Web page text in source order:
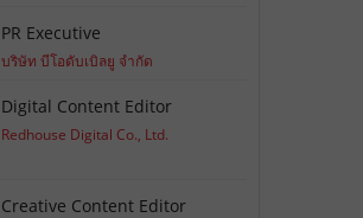
PR Executive
บริษัท บีโอดับเบิลยู จำกัด
Digital Content Editor
Redhouse Digital Co., Ltd.
Creative Content Editor